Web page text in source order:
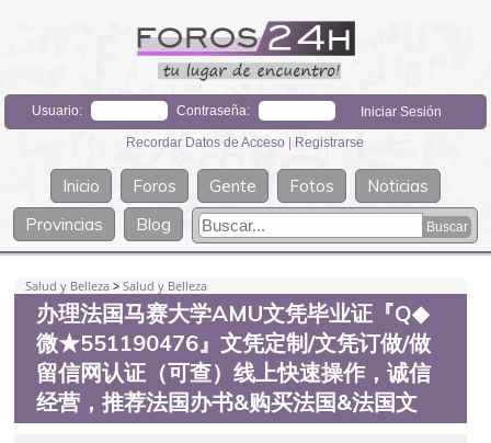
Usuario: Contraseña:
Recordar Datos de Acceso | Registrarse
Inicio Foros Gente Fotos
Noticias
Provincias
Blog
Salud y Belleza >Salud y Belleza
办理法国马赛大学AMU文凭毕业证『Q◆
微★551190476』文凭定制/文凭订做/做
留信网认证（可查）线上快速操作，诚信
经营，推荐法国办书&购买法国&法国文